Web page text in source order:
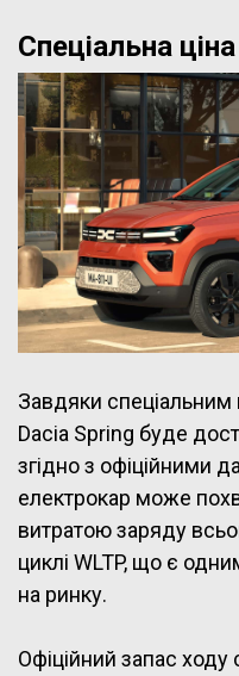
Спеціальна
Завдяки спеціальним
Dacia Spring буде
згідно з офіційними
електрокар може
витратою заряду
циклі WLTP, що є
на ринку.
Офіційний запас